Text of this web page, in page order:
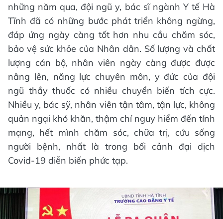
những năm qua, đội ngũ y, bác sĩ ngành Y tế Hà
Tĩnh đã có những bước phát triển không ngừng,
đáp ứng ngày càng tốt hơn nhu cầu chăm sóc,
bảo vệ sức khỏe của Nhân dân. Số lượng và chất
lượng cán bộ, nhân viên ngày càng được được
nâng lên, năng lực chuyên môn, y đức của đội
ngũ thầy thuốc có nhiều chuyển biến tích cực.
Nhiều y, bác sỹ, nhân viên tận tâm, tận lực, không
quản ngại khó khăn, thậm chí nguy hiểm đến tính
mạng, hết mình chăm sóc, chữa trị, cứu sống
người bệnh, nhất là trong bối cảnh đại dịch
Covid-19 diễn biến phức tạp.